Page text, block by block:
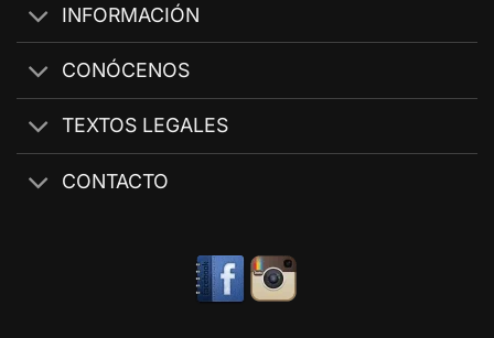
INFORMACIÓN
CONÓCENOS
TEXTOS LEGALES
CONTACTO